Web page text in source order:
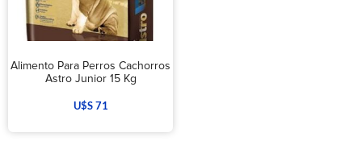
Alimento Para Perros Cachorros
Astro Junior 15 Kg
U$S71